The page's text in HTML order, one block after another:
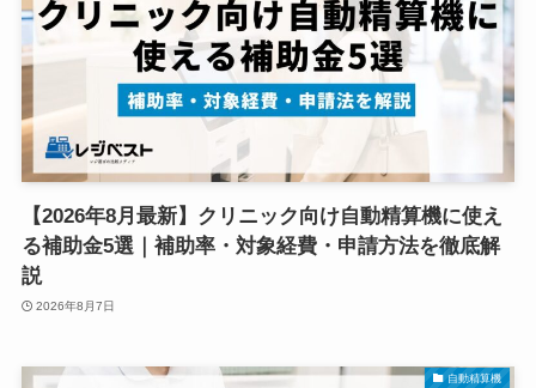
【2026年8月最新】クリニック向け自動精算機に使え
る補助金5選｜補助率・対象経費・申請方法を徹底解
説
2026年8月7日
自動精算機